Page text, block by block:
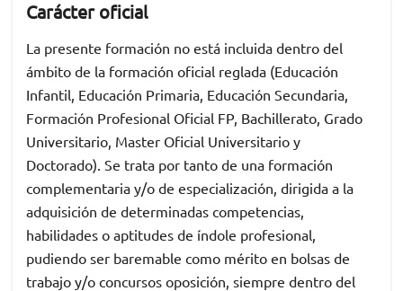
Carácter oficial
La presente formación no está incluida dentro del
ámbito de la formación oficial reglada (Educación
Infantil, Educación Primaria, Educación Secundaria,
Formación Profesional Oficial FP, Bachillerato, Grado
Universitario, Master Oficial Universitario y
Doctorado). Se trata por tanto de una formación
complementaria y/o de especialización, dirigida a la
adquisición de determinadas competencias,
habilidades o aptitudes de índole profesional,
pudiendo ser baremable como mérito en bolsas de
trabajo y/o concursos oposición, siempre dentro del